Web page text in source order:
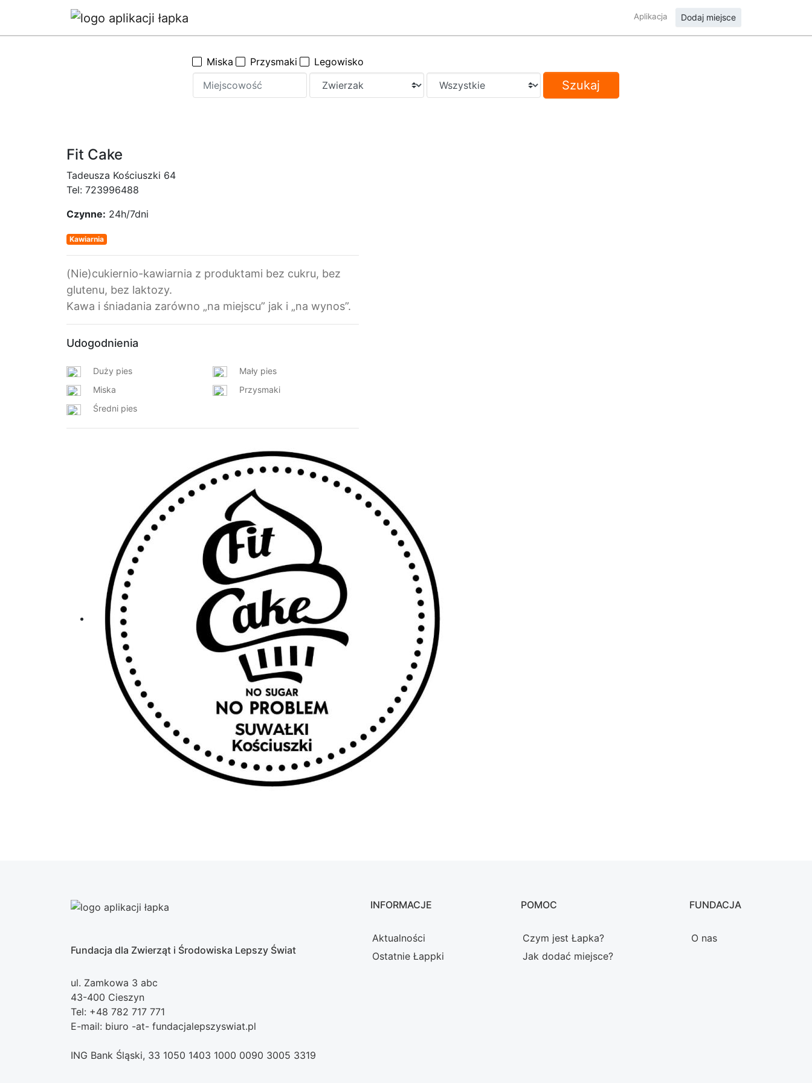
Aplikacja Dodaj miejsce
Miska Przysmaki Legowisko
Szukaj
Fit Cake
Tadeusza Kościuszki 64
Tel: 723996488
Czynne: 24h/7dni
Kawiarnia
(Nie)cukiernio-kawiarnia z produktami bez cukru, bez
glutenu, bez laktozy.
Kawa i śniadania zarówno „na miejscu” jak i „na wynos”.
Udogodnienia
Duży pies
Mały pies
Miska
Przysmaki
Średni pies
Fundacja dla Zwierząt i Środowiska Lepszy Świat
ul. Zamkowa 3 abc
43-400 Cieszyn
Tel: +48 782 717 771
E-mail: biuro -at- fundacjalepszyswiat.pl
INFORMACJE
Aktualności
Ostatnie Łappki
POMOC
Czym jest Łapka?
Jak dodać miejsce?
FUNDACJA
O nas
ING Bank Śląski, 33 1050 1403 1000 0090 3005 3319